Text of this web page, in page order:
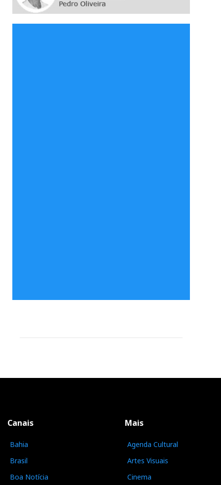
Canais
Bahia
Brasil
Boa Notícia
Mais
Agenda Cultural
Artes Visuais
Cinema